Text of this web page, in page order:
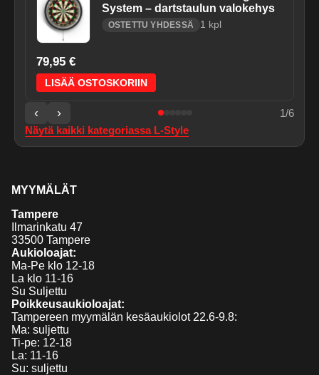
System – dartstaulun valokehys
OSTETTU YHDESSÄ 1 kpl
79,95 €
LISÄÄ OSTOSKORIIN
‹ › 1/6
Näytä kaikki kategoriassa L-Style
MYYMÄLÄT
Tampere
Ilmarinkatu 47
33500 Tampere
Aukioloajat:
Ma-Pe klo 12-18
La klo 11-16
Su Suljettu
Poikkeusaukioloajat:
Tampereen myymälän kesäaukiolot 22.6-9.8:
Ma: suljettu
Ti-pe: 12-18
La: 11-16
Su: suljettu